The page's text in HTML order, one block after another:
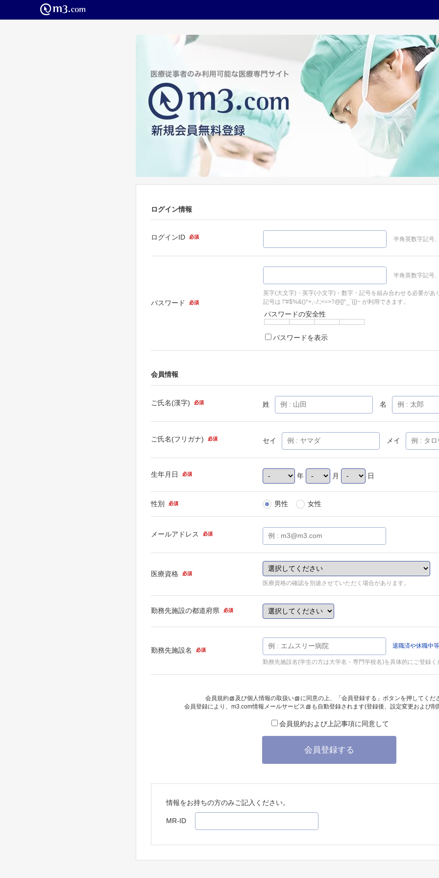
ログイン情報
ログインID 必須 半角英数字記号
パスワード 必須
半角英数字記号
英字(大文字)・英字(小文字)・数字・記号を組み合わせる必要があ
記号は !"#$%&()*+,-./:;<=>?@[]^_`{|}~ が利用できます。
パスワードの安全性
パスワードを表示
会員情報
ご氏名(漢字) 必須 姓 名
ご氏名(フリガナ) 必須 セイ メイ
生年月日 必須 年 月 日
性別 必須 男性 女性
メールアドレス 必須
医療資格 必須
医療資格の確認を別途させていただく場合があります。
勤務先施設の都道府県 必須
勤務先施設名 必須
退職済や休職中
勤務先施設名(学生の方は大学名・専門学校名)を具体的にご登録く
会員規約 及び個人情報の取扱い
に同意の上、「会員登録する」ボタンを押してくだ
会員登録により、 m3.com情報メールサービス も自動登録されます(登録後、設定変更および
会員規約および上記事項に同意して
会員登録する
情報をお持ちの方のみご記入ください。
MR-ID